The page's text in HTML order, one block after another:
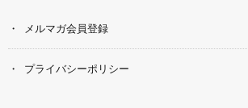
メルマガ会員登録
プライバシーポリシー